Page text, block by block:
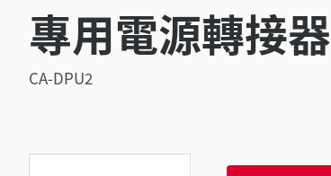
專用電源轉接器
CA-DPU2